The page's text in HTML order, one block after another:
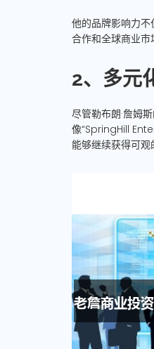
他的品牌影响力
合作和全球商业市
2、多元
尽管勒布朗·詹姆
像“SpringHill
能够继续获得可观